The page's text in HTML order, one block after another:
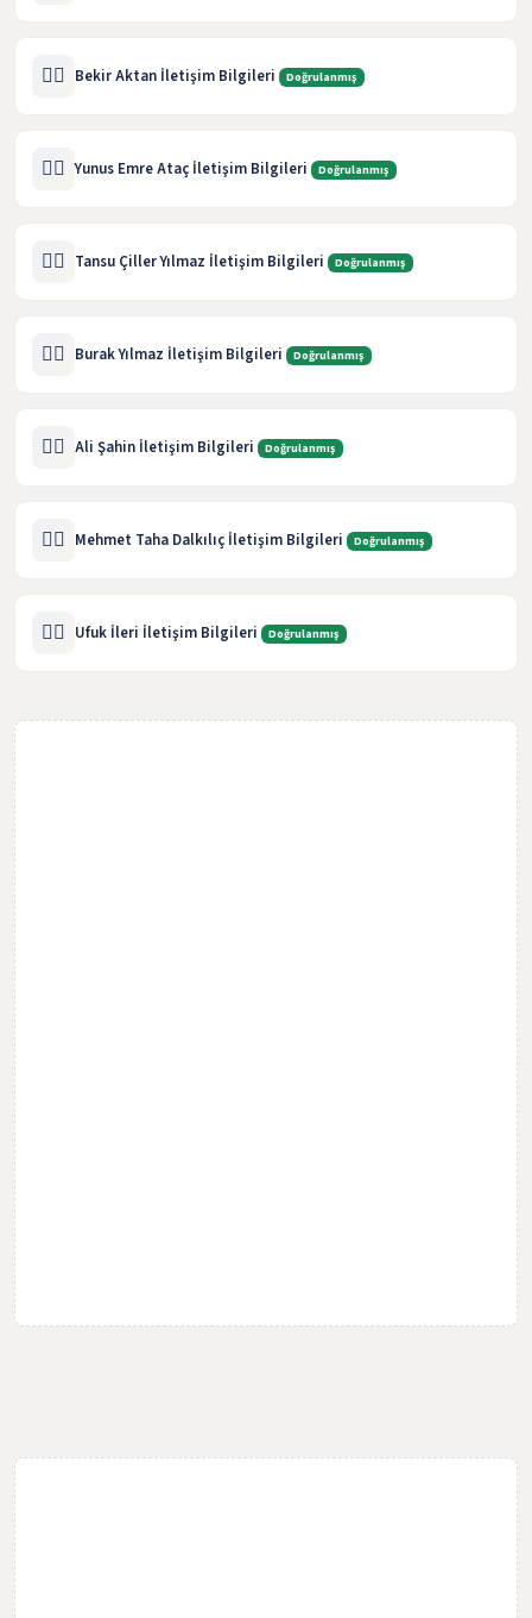
🧑‍⚖️ Bekir Aktan İletişim Bilgileri Doğrulanmış
🧑‍⚖️ Yunus Emre Ataç İletişim Bilgileri Doğrulanmış
🧑‍⚖️ Tansu Çiller Yılmaz İletişim Bilgileri Doğrulanmış
🧑‍⚖️ Burak Yılmaz İletişim Bilgileri Doğrulanmış
🧑‍⚖️ Ali Şahin İletişim Bilgileri Doğrulanmış
🧑‍⚖️ Mehmet Taha Dalkılıç İletişim Bilgileri Doğrulanmış
🧑‍⚖️ Ufuk İleri İletişim Bilgileri Doğrulanmış